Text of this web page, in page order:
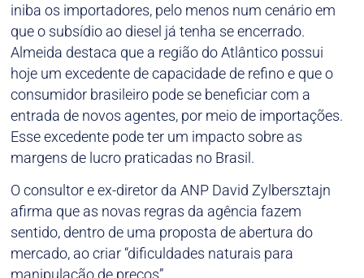
iniba os importadores, pelo menos num cenário em
que o subsídio ao diesel já tenha se encerrado.
Almeida destaca que a região do Atlântico possui
hoje um excedente de capacidade de refino e que o
consumidor brasileiro pode se beneficiar com a
entrada de novos agentes, por meio de importações.
Esse excedente pode ter um impacto sobre as
margens de lucro praticadas no Brasil.
O consultor e ex-diretor da ANP David Zylbersztajn
afirma que as novas regras da agência fazem
sentido, dentro de uma proposta de abertura do
mercado, ao criar “dificuldades naturais para
manipulação de preços”.